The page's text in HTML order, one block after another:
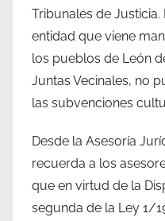
Tribunales de
entidad que viene
los pueblos de León
Juntas Vecinales, no
las subvenciones
Desde la Asesoría
recuerda a los
que en virtud de la
segunda de la Ley 1/